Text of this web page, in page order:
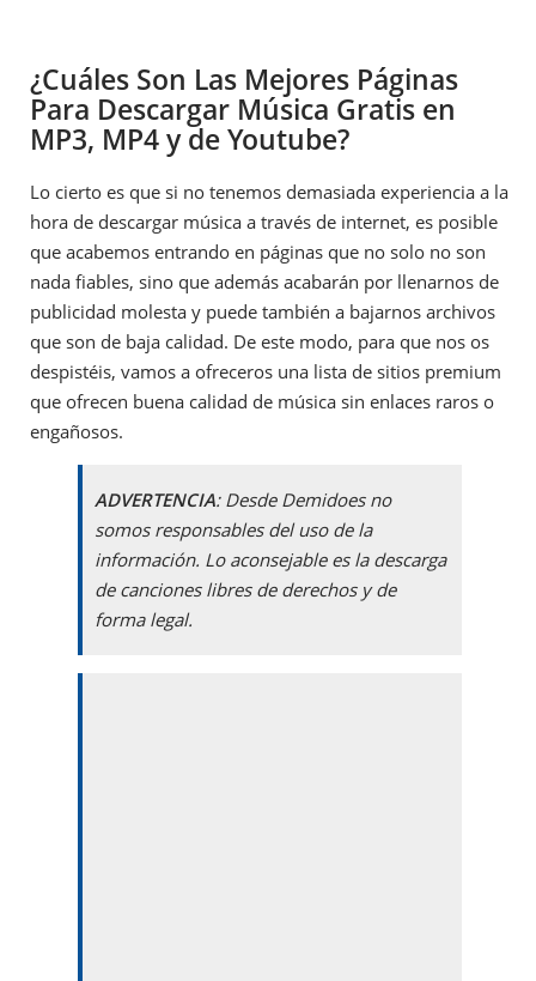
¿Cuáles Son Las Mejores Páginas
Para Descargar Música Gratis en
MP3, MP4 y de Youtube?
Lo cierto es que si no tenemos demasiada experiencia a la
hora de descargar música a través de internet, es posible
que acabemos entrando en páginas que no solo no son
nada fiables, sino que además acabarán por llenarnos de
publicidad molesta y puede también a bajarnos archivos
que son de baja calidad. De este modo, para que nos os
despistéis, vamos a ofreceros una lista de sitios premium
que ofrecen buena calidad de música sin enlaces raros o
engañosos.
ADVERTENCIA: Desde Demidoes no
somos responsables del uso de la
información. Lo aconsejable es la descarga
de canciones libres de derechos y de
forma legal.